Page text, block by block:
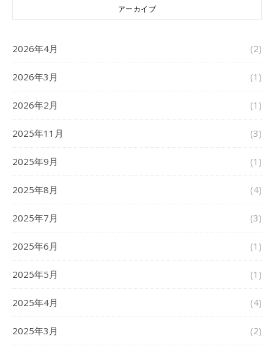
アーカイブ
2026年4月 (2)
2026年3月 (1)
2026年2月 (1)
2025年11月 (3)
2025年9月 (1)
2025年8月 (4)
2025年7月 (3)
2025年6月 (1)
2025年5月 (1)
2025年4月 (4)
2025年3月 (2)